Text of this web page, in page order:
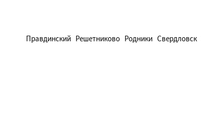
Правдинский Решетниково Родники Свердловск